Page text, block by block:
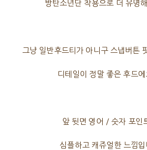
방탄소년단 착용으로 더 유명
그냥 일반후드티가 아니구 스냅버튼
디테일이 정말 좋은 후드
앞 뒷면 영어 / 숫자 포인
심플하고 캐쥬얼한 느낌